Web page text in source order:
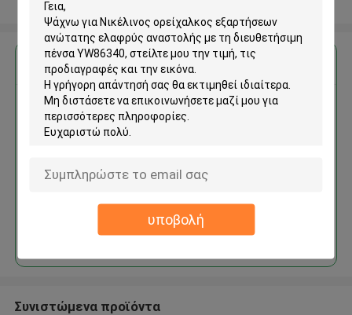
υποβολή
Αποκτήστε την καλύτερη τιμή για
Νικέλινος ορείχαλκος
εξαρτήσεων ανώτατης
Να συνεχίσει
Συνιστώμενα προϊόντα